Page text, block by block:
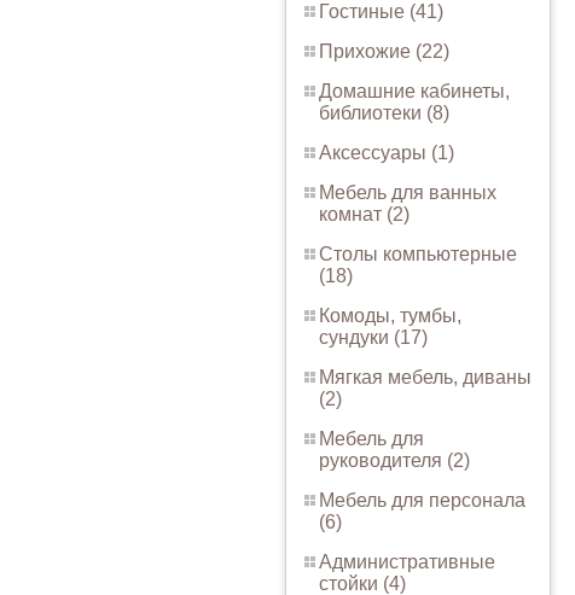
Гостиные (41)
Прихожие (22)
Домашние кабинеты,
библиотеки (8)
Аксессуары (1)
Мебель для ванных
комнат (2)
Столы компьютерные
(18)
Комоды, тумбы,
сундуки (17)
Мягкая мебель, диваны
(2)
Мебель для
руководителя (2)
Мебель для персонала
(6)
Административные
стойки (4)